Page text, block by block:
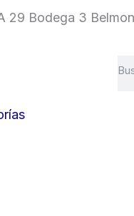
29 Bodega 3